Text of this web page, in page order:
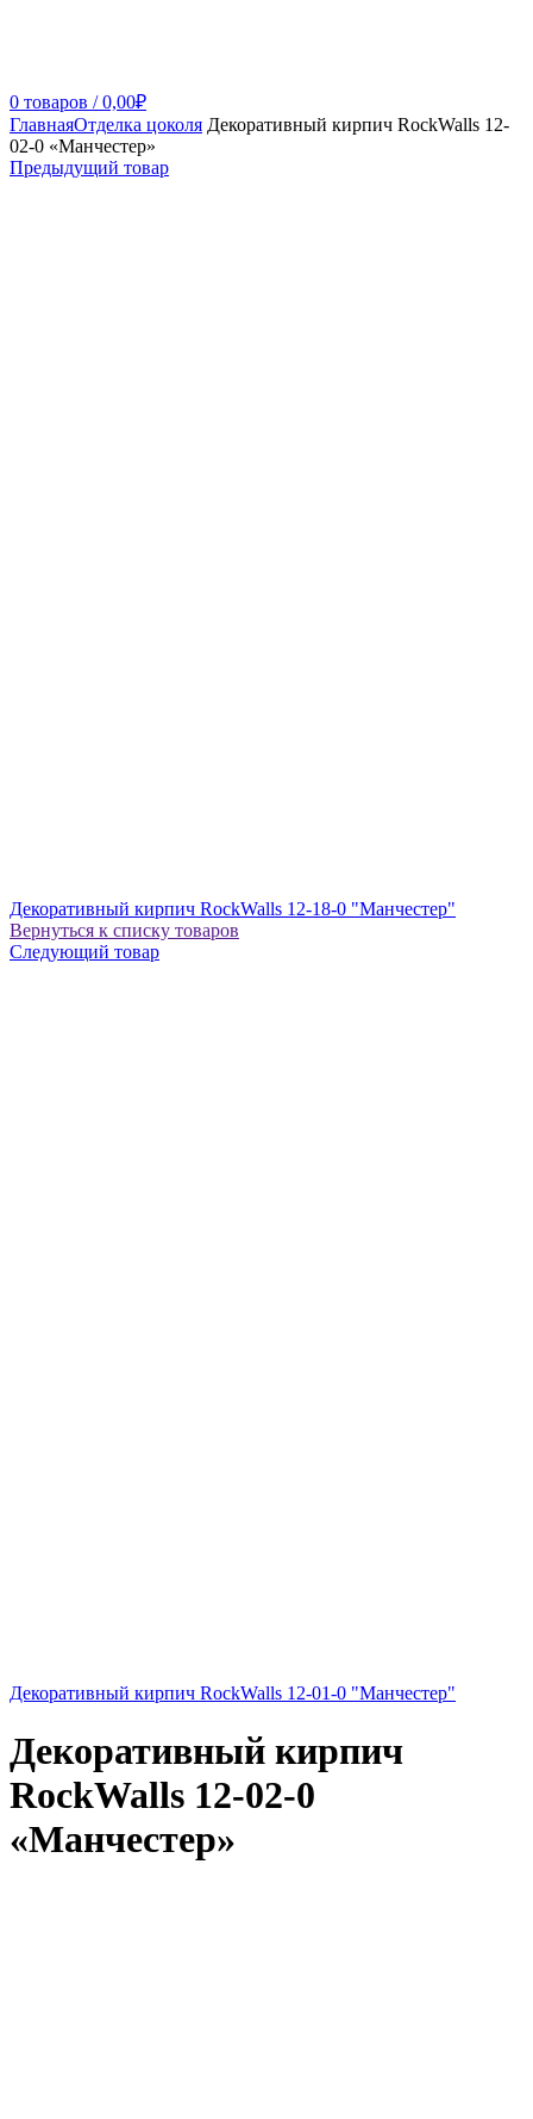
0 товаров / 0,00₽
ГлавнаяОтделка цоколя Декоративный кирпич RockWalls 12-
02-0 «Манчестер»
Предыдущий товар
Декоративный кирпич RockWalls 12-18-0 "Манчестер"
Вернуться к списку товаров
Следующий товар
Декоративный кирпич RockWalls 12-01-0 "Манчестер"
Декоративный кирпич
RockWalls 12-02-0
«Манчестер»